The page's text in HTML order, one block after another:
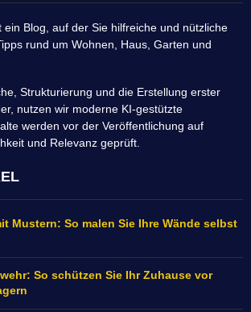
ein Blog, auf der Sie hilfreiche und nützliche
rund um Wohnen, Haus, Garten und
Strukturierung und die Erstellung erster
nutzen wir moderne KI-gestützte
werden vor der Veröffentlichung auf
und Relevanz geprüft.
Mustern: So malen Sie Ihre Wände selbst
So schützen Sie Ihr Zuhause vor